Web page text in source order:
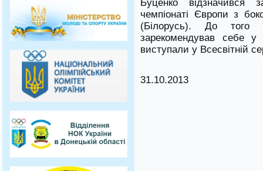
Буценко відзначився
чемпіонаті Європи з
(Білорусь). До
зарекомендував себе у
виступали у Всесвітній
31.10.2013